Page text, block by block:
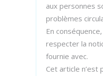
aux personnes
problèmes
En
respecter la
fournie avec.
Cet article n’est